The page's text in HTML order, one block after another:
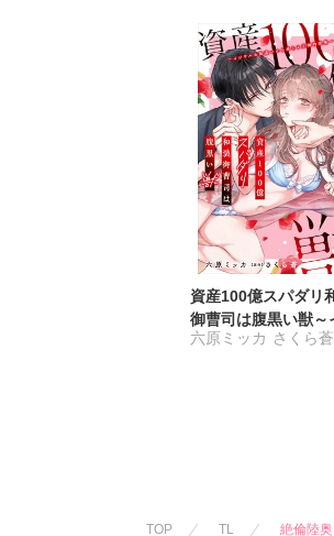
資産100億スパダリ
御曹司は腹黒い獣～
ワルな指遣いから感
六原ミッカ さくら蒼
TOP TL 絶倫陸